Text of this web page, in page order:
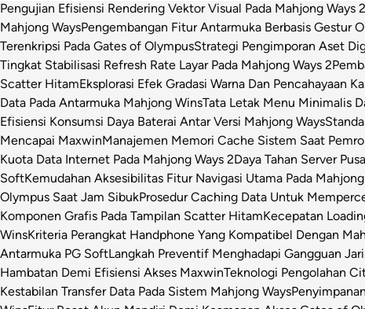
Pengujian Efisiensi Rendering Vektor Visual Pada Mahjong Ways 2
Mahjong WaysPengembangan Fitur Antarmuka Berbasis Gestur
Terenkripsi Pada Gates of OlympusStrategi Pengimporan Aset
Tingkat Stabilisasi Refresh Rate Layar Pada Mahjong Ways 2
Scatter HitamEksplorasi Efek Gradasi Warna Dan Pencahayaan
Data Pada Antarmuka Mahjong WinsTata Letak Menu Minimalis
Efisiensi Konsumsi Daya Baterai Antar Versi Mahjong Ways
Mencapai MaxwinManajemen Memori Cache Sistem Saat
Kuota Data Internet Pada Mahjong Ways 2Daya Tahan Server
SoftKemudahan Aksesibilitas Fitur Navigasi Utama Pada
Olympus Saat Jam SibukProsedur Caching Data Untuk
Komponen Grafis Pada Tampilan Scatter HitamKecepatan
WinsKriteria Perangkat Handphone Yang Kompatibel Dengan
Antarmuka PG SoftLangkah Preventif Menghadapi Gangguan
Hambatan Demi Efisiensi Akses MaxwinTeknologi Pengolahan
Kestabilan Transfer Data Pada Sistem Mahjong Ways